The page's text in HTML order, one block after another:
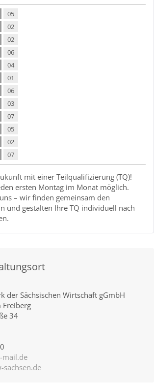
05
02
02
06
04
01
06
03
07
05
02
07
mit einer Teilqualifizierung (TQ)!
ersten Montag im Monat möglich.
– wir finden gemeinsam den
und gestalten Ihre TQ individuell nach
der Sächsischen Wirtschaft gGmbH
Freiberg
34
mail.de